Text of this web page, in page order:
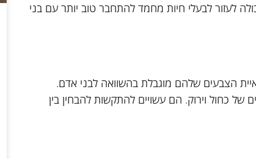
לעזור לבעלי חיות מחמד להתחבר טוב יותר עם בני
הצבעים שלהם מוגבלת בהשוואה לבני אדם.
של כחול וירוק. הם עשויים להתקשות להבחין בין